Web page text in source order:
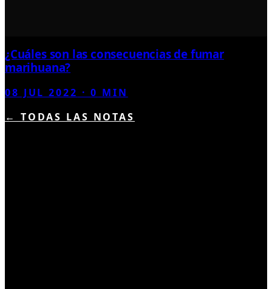
¿Cuáles son las consecuencias de fumar
marihuana?
08 JUL 2022 ·0 MIN
← TODAS LAS NOTAS